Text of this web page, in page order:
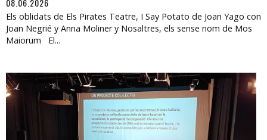
08.06.2026
Els oblidats de Els Pirates Teatre, I Say Potato de Joan Yago con
Joan Negrié y Anna Moliner y Nosaltres, els sense nom de Mos
Maiorum El...